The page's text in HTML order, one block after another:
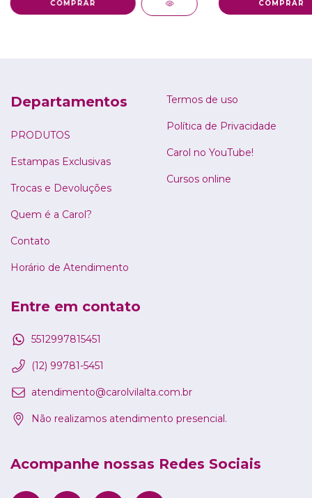
Departamentos
PRODUTOS
Estampas Exclusivas
Trocas e Devoluções
Quem é a Carol?
Contato
Horário de Atendimento
Termos de uso
Política de Privacidade
Carol no YouTube!
Cursos online
Entre em contato
5512997815451
(12) 99781-5451
atendimento@carolvilalta.com.br
Não realizamos atendimento presencial.
Acompanhe nossas Redes Sociais